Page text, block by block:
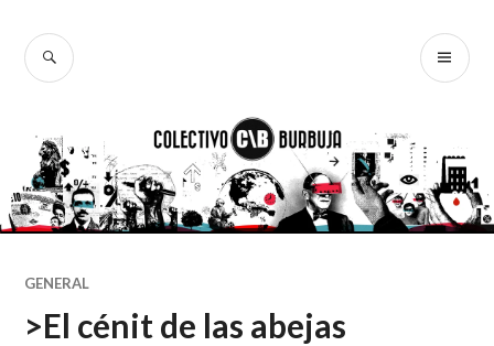
contenido
BUSCAR
GENERAL
>El cénit de las abejas